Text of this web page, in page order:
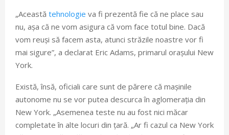
„Această tehnologie va fi prezentă fie că ne place sau
nu, așa că ne vom asigura că vom face totul bine. Dacă
vom reuși să facem asta, atunci străzile noastre vor fi
mai sigure”, a declarat Eric Adams, primarul orașului New
York.
Există, însă, oficiali care sunt de părere că mașinile
autonome nu se vor putea descurca în aglomerația din
New York. „Asemenea teste nu au fost nici măcar
completate în alte locuri din țară. „Ar fi cazul ca New York